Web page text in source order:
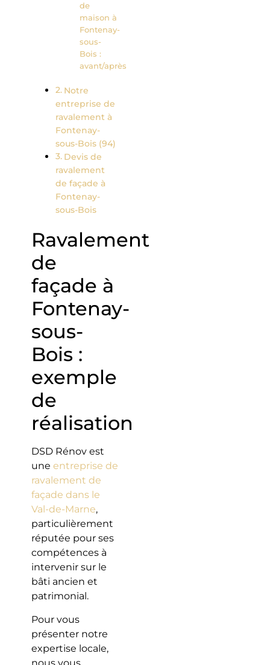
de
maison à
Fontenay-
sous-
Bois :
avant/après
Notre
entreprise de
ravalement à
Fontenay-
sous-Bois (94)
Devis de
ravalement
de façade à
Fontenay-
sous-Bois
Ravalement
de
façade à
Fontenay-
sous-
Bois :
exemple
de
réalisation
DSD Rénov est
une entreprise de
ravalement de
façade dans le
Val-de-Marne,
particulièrement
réputée pour ses
compétences à
intervenir sur le
bâti ancien et
patrimonial.
Pour vous
présenter notre
expertise locale,